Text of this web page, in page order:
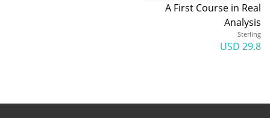
A First Course in Real
Analysis
Sterling
29.8 USD